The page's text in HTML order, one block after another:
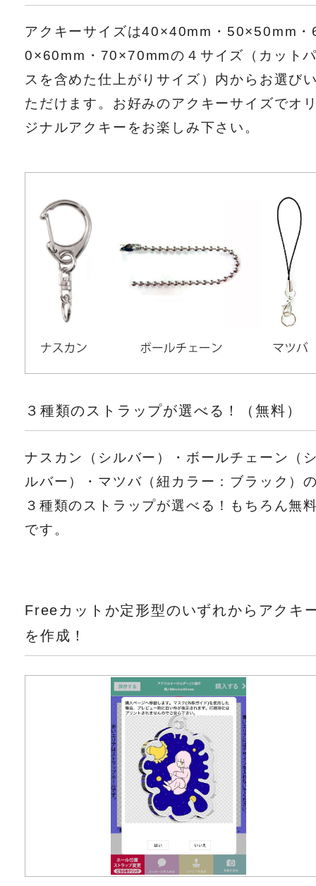
アクキーサイズは40×40mm・50×50mm・
0×60mm・70×70mmの４サイズ（カット
スを含めた仕上がりサイズ）内からお選び
ただけます。お好みのアクキーサイズでオ
ジナルアクキーをお楽しみ下さい。
３種類のストラップが選べる！（無料）
ナスカン（シルバー）・ボールチェーン（
ルバー）・マツバ（紐カラー：ブラック）
３種類のストラップが選べる！もちろん無
です。
Freeカットか定形型のいずれからアクキ
を作成！